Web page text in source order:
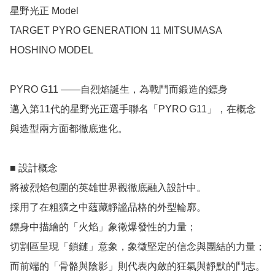
星野光正 Model
TARGET PYRO GENERATION 11 MITSUMASA
HOSHINO MODEL
PYRO G11 ——自烈焰誕生，為戰鬥而鍛造的鏢身
邁入第11代的星野光正選手聯名「PYRO G11」，在概念
與造型兩方面都徹底進化。
■ 設計概念
將被烈焰包圍的英雄世界觀徹底融入設計中。
採用了在粗獷之中蘊藏靜謐品格的外型輪廓。
鏢身中描繪的「火焰」象徵爆發性的力量；
切割區呈現「鎖鏈」意象，象徵堅定的信念與團結的力量；
而前端的「骨骼與陰影」則代表內斂的狂氣與靜默的鬥志。